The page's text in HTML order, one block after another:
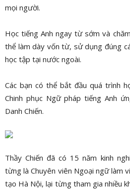
mọi người.
Học tiếng Anh ngay từ sớm và
thể làm dày vốn từ, sử dụng đúng
học tập tại nước ngoài.
Các bạn có thể bắt đầu quá trình
Chinh phục Ngữ pháp tiếng Anh
Danh Chiến.
Thầy Chiến đã có 15 năm kinh
từng là Chuyên viên Ngoại ngữ làm
tạo Hà Nội, lại từng tham gia nhiều